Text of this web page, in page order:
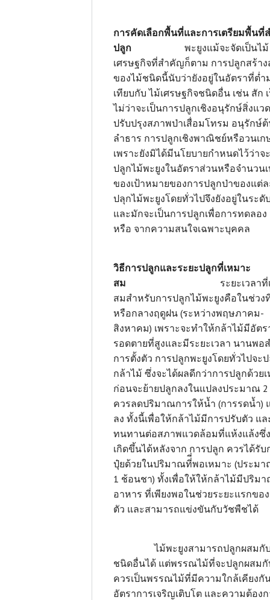
การคัดเลือกพื้นที่และการเตรียมพื้นที่
ปลูก
พะยูงแม้จะจัดเป็นไม้
เศรษฐกิจที่สำคัญก็ตาม การปลูกสร้า
ของไม้ชนิดนี้นับว่ายังอยู่ในอัตราที่ต่ำ
เทียบกับ ไม้เศรษฐกิจชนิดอื่น เช่น สัก
ไม่ว่าจะเป็นการปลูกเชิงอนุรักษ์สิ่งแว
ปรับปรุงสภาพป่าเสื่อมโทรม อนุรักษ์
ลำธาร การปลูกเชิงพาณิชย์หรือวนเก
เพราะยังมิได้มีนโยบายกำหนดไว้ว่าจ
ปลูกไม้พะยูงในอัตราส่วนหรือจำนวน
ของเป้าหมายของการปลูกป่าของแต่
ปลุกไม้พะยูงโดยทั่วไปจึงยังอยู่ในระดั
และมักจะเป็นการปลูกเพื่อการทดลอง
หรือ จากความสนใจเฉพาะบุคคล
วิธีการปลูกและระยะปลูกที่เหมาะ
สม
ระยะเวลาที่เ
สมสำหรับการปลูกไม้พะยูงคือในช่วง
หรือกลางฤดูฝน (ระหว่างพฤษภาคม-
สิงหาคม) เพราะจะทำให้กล้าไม้มีอัตร
รอดตายที่สูงและมีระยะเวลา นานพอ
การตั้งตัว การปลูกพะยูงโดยทั่วไปจะ
กล้าไม้ ซึ่งจะได้ผลดีกว่าการปลูกด้วยเ
ก่อนจะย้ายปลูกลงในแปลงประมาณ
ควรลดปริมาณการให้น้ำ (การรดน้ำ)
ลง ทั้งนี้เพื่อให้กล้าไม้มีการปรับตัว แล
ทนทานต่อสภาพแวดล้อมที่แห้งแล้งซึ่
เกิดขึ้นได้หลังจาก การปลูก ควรได้รับ
ปุ๋ยด้วยในปริมาณที่ี่พอเหมาะ (ประม
1 ช้อนชา) ทั้งเพื่อให้ให้กล้าไม้มีปริม
อาหาร ที่เพียงพอในช่วยระยะแรกขอ
ตัว และสามารถแข่งขันกับวัชพืชได้
ไม้พะยูงสามารถปลูกผสมกั
ชนิดอื่นได้ แต่พรรณไม้ที่จะปลูกผสมกั
ควรเป็นพรรณไม้ที่มีความใกล้เคียงกั
อัตราการเจริญเติบโต และความต้อง